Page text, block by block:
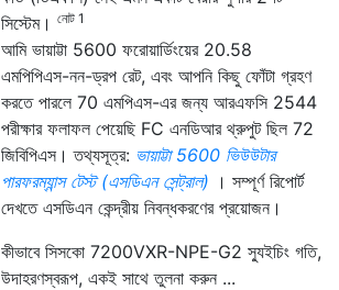
সিস্টেম। নোট 1
আমি ভায়াট্টা 5600 ফরোয়ার্ডিংয়ের 20.58
এমপিপিএস-নন-ড্রপ রেট, এবং আপনি কিছু ফোঁটা গ্রহণ
করতে পারলে 70 এমপিএস-এর জন্য আরএফসি 2544
পরীক্ষার ফলাফল পেয়েছি FC এনডিআর থ্রুপুট ছিল 72
জিবিপিএস। তথ্যসূত্র: ভায়াট্টা 5600 ভিউউটার
পারফরম্যান্স টেস্ট (এসডিএন সেন্ট্রাল) । সম্পূর্ণ রিপোর্ট
দেখতে এসডিএন কেন্দ্রীয় নিবন্ধকরণের প্রয়োজন।
কীভাবে সিসকো 7200VXR-NPE-G2 স্যুইচিং গতি,
উদাহরণস্বরূপ, একই সাথে তুলনা করুন ...